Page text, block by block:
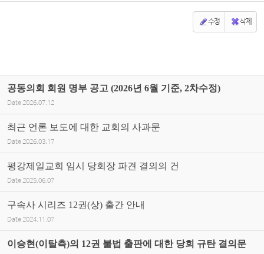
수정 삭제
공동의회 회원 명부 공고 (2026년 6월 기준, 2차수정)
Date 2026.07.12
최근 언론 보도에 대한 교회의 사과문
Date 2026.03.17
평강제일교회 임시 당회장 파견 결의의 건
Date 2025.06.07
구속사 시리즈 12권(상) 출간 안내
Date 2024.11.07
이승현(이탈측)의 12권 불법 출판에 대한 당회 규탄 결의문